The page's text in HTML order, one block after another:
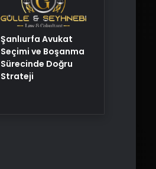
Şanlıurfa Avukat
Seçimi ve Boşanma
Sürecinde Doğru
Strateji